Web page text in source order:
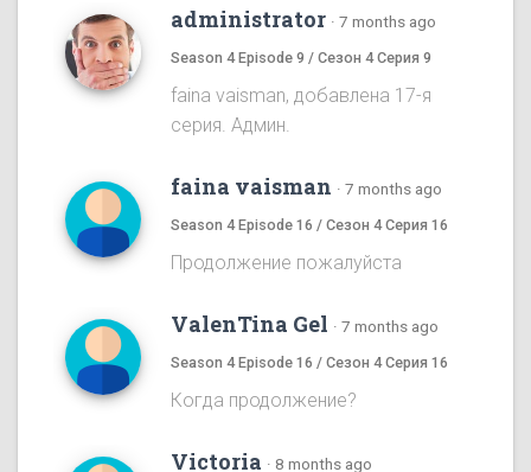
administrator · 7 months ago
Season 4 Episode 9 / Сезон 4 Серия 9
faina vaisman, добавлена 17-я
серия. Админ.
faina vaisman · 7 months ago
Season 4 Episode 16 / Сезон 4 Серия 16
Продолжение пожалуйста
ValenTina Gel · 7 months ago
Season 4 Episode 16 / Сезон 4 Серия 16
Когда продолжение?
Victoria · 8 months ago